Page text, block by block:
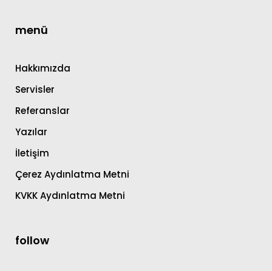
menü
Hakkımızda
Servisler
Referanslar
Yazılar
İletişim
Çerez Aydınlatma Metni
KVKK Aydınlatma Metni
follow